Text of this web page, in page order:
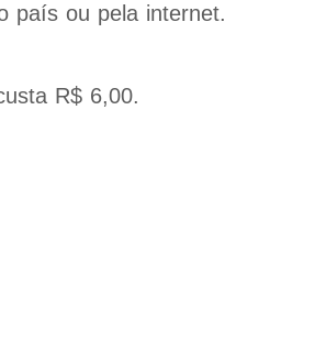
país ou pela internet.
R$ 6,00.